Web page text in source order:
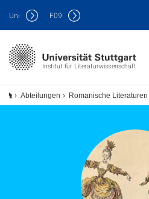
Institut für Literaturwissenschaft
Uni F09
Abteilungen Romanische Literaturen